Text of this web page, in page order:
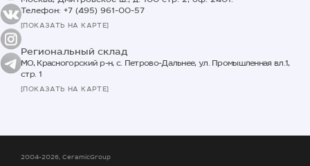
Телефон: +7 (495) 961-00-57
[ПОКАЗАТЬ НА КАРТЕ]
Региональный склад
МО, Красногорский р-н, с. Петрово-Дальнее, ул. Промышленная вл.1,
стр. 1
[ПОКАЗАТЬ НА КАРТЕ]
2004-2026, CeramicGroup